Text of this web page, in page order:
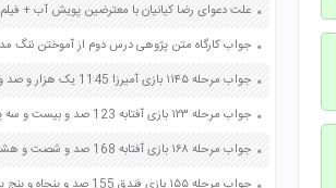
علت دعوای رضا کیانیان با معترضین پویش آب + فیلم
جواب مرحله ۱۲۳ بازی آفتابه 123 صد و بیست و سه پاسخ
جواب مرحله ۱۶۸ بازی آفتابه 168 صد و شصت و هشت پاسخ